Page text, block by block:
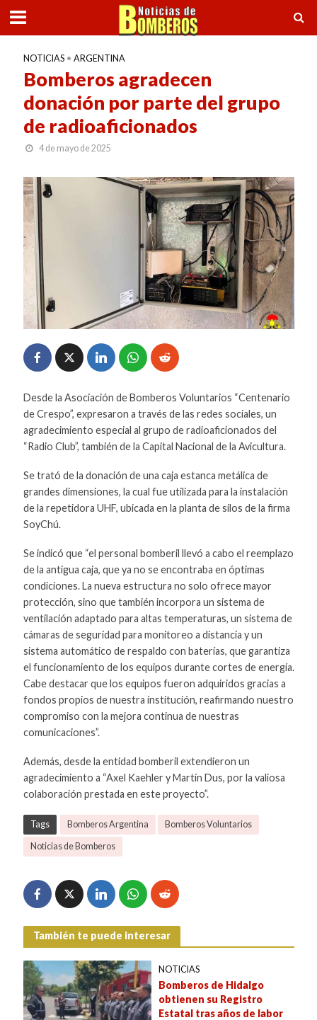
NOTICIAS • ARGENTINA
Bomberos agradecen
donación por parte del grupo
de radioaficionados
4 de mayo de 2025
Desde la Asociación de Bomberos Voluntarios “Centenario
de Crespo”, expresaron a través de las redes sociales, un
agradecimiento especial al grupo de radioaficionados del
“Radio Club”, también de la Capital Nacional de la Avicultura.
Se trató de la donación de una caja estanca metálica de
grandes dimensiones, la cual fue utilizada para la instalación
de la repetidora UHF, ubicada en la planta de silos de la firma
SoyChú.
Se indicó que “el personal bomberil llevó a cabo el reemplazo
de la antigua caja, que ya no se encontraba en óptimas
condiciones. La nueva estructura no solo ofrece mayor
protección, sino que también incorpora un sistema de
ventilación adaptado para altas temperaturas, un sistema de
cámaras de seguridad para monitoreo a distancia y un
sistema automático de respaldo con baterías, que garantiza
el funcionamiento de los equipos durante cortes de energía.
Cabe destacar que los equipos fueron adquiridos gracias a
fondos propios de nuestra institución, reafirmando nuestro
compromiso con la mejora continua de nuestras
comunicaciones”.
Además, desde la entidad bomberil extendieron un
agradecimiento a “Axel Kaehler y Martín Dus, por la valiosa
colaboración prestada en este proyecto”.
Tags Bomberos Argentina Bomberos Voluntarios
Noticias de Bomberos
También te puede interesar
NOTICIAS
Bomberos de Hidalgo
obtienen su Registro
Estatal tras años de labor